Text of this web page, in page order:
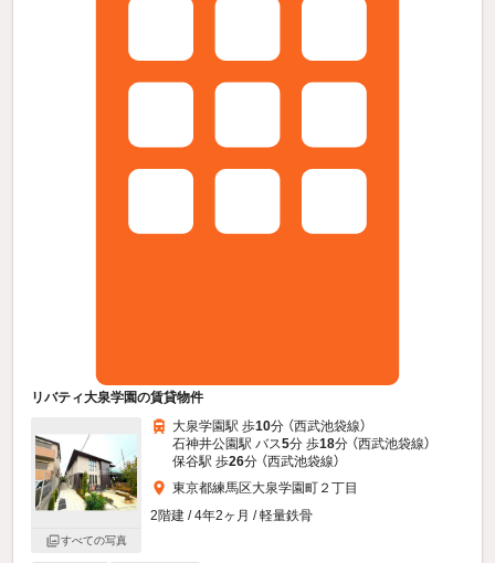
リバティ大泉学園の賃貸物件
すべての写真
大泉学園駅 歩10分 （西武池袋線）
石神井公園駅 バス5分 歩18分 （西武池袋線）
保谷駅 歩26分 （西武池袋線）
東京都練馬区大泉学園町２丁目
2階建 / 4年2ヶ月 / 軽量鉄骨